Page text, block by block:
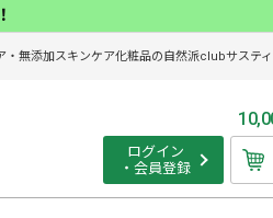
無添加スキンケア化粧品の自然派clubサスティ
ログイン
・会員登録